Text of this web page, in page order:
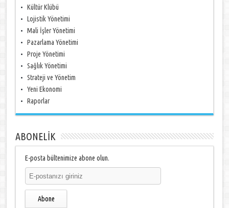
Kültür Klübü
Lojistik Yönetimi
Mali İşler Yönetimi
Pazarlama Yönetimi
Proje Yönetimi
Sağlık Yönetimi
Strateji ve Yönetim
Yeni Ekonomi
Raporlar
ABONELİK
E-posta bültenimize abone olun.
Abone